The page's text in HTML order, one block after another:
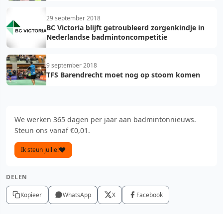
29 september 2018
BC Victoria blijft getroubleerd zorgenkindje in
Nederlandse badmintoncompetitie
9 september 2018
TFS Barendrecht moet nog op stoom komen
We werken 365 dagen per jaar aan badmintonnieuws.
Steun ons vanaf €0,01.
Ik steun jullie!
DELEN
Kopieer WhatsApp X Facebook